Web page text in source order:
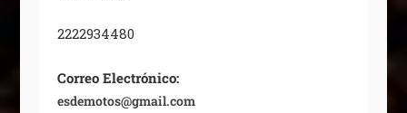
2222934480
Correo Electrónico:
esdemotos@gmail.com